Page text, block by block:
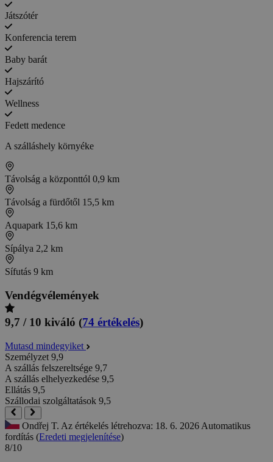
Játszótér
Konferencia terem
Baby barát
Hajszárító
Wellness
Fedett medence
A szálláshely környéke
Távolság a központtól 0,9 km
Távolság a fürdőtől 15,5 km
Aquapark 15,6 km
Sípálya 2,2 km
Sífutás 9 km
Vendégvélemények
9,7 / 10 kiváló (74 értékelés)
Mutasd mindegyiket
Személyzet 9,9
A szállás felszereltsége 9,7
A szállás elhelyezkedése 9,5
Ellátás 9,5
Szállodai szolgáltatások 9,5
Ondřej T. Az értékelés létrehozva: 18. 6. 2026 Automatikus
fordítás (Eredeti megjelenítése)
8/10